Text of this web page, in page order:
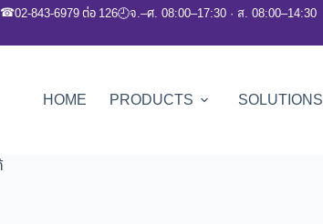
☎02-843-6979 ต่อ 126🕘จ.–ศ. 08:00–17:30 · ส. 08:00–14:30
HOME PRODUCTS SOLUTIONS